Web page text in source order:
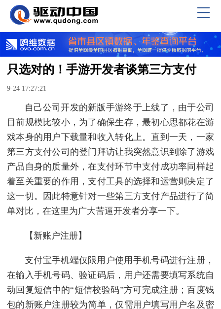
只选对的！手游开发者谈第三方支付
9-24 17:27:21
自己公司开发的新版手游终于上线了，由于公司
目前规模比较小，为了确保生存，最初心思都花在游
戏本身的用户下载量和收入转化上。直到一天，一家
第三方支付公司的登门拜访让我突然意识到除了游戏
产品自身的质量外，在支付环节中支付成功率同样起
着至关重要的作用，支付工具的选择和运营则决定了
这一切。因此特意针对一些第三方支付产品进行了简
单对比，在这里为广大苦逼开发者分享一下。
【新账户注册】
支付宝手机端仅限用户使用手机号码进行注册，
在输入手机号码、验证码后，用户还需要填写系统自
动回复短信中的“短信校验码”方可完成注册；百度钱
包的新账户注册较为简单，仅需用户填写用户名及密